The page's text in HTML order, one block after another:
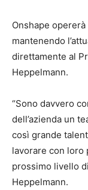
Onshape
mantenendo
direttamente al
Heppelmann.
“Sono davvero
dell’azienda un
così grande
lavorare con loro
prossimo livello
Heppelmann.